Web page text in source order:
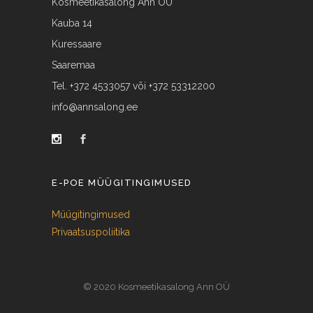
Kauba 14
Kuressaare
Saaremaa
Tel. +372 4533057 või +372 53312200
info@annsalong.ee
E-POE MÜÜGITINGIMUSED
Müügitingimused
Privaatsuspoliitika
© 2020 Kosmeetikasalong Ann OÜ